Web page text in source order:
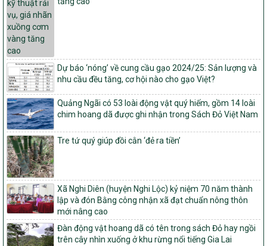
đạt nông thôn mới hiện đại và tỉnh, thành phố hoàn thành nhiệm
vụ xây dựng nông thôn mới giai đoạn 2026 – 2030
Quyết định số 16/2026/QĐ-TTg
Quy định nguyên tắc, tiêu chí, định mức phân bổ ngân sách trung
ương và tỉ lệ vốn đối ứng ngân sách của địa phương thực hiện
Chương trình mục tiêu quốc gia xây dựng nông thôn mới, giảm
nghèo bền vững và phát triển kinh tế – xã hội vùng đồng bào dân
tộc thiểu số và miền núi giai đoạn 2026 – 2030
1451/QĐ-UBND
Phê duyệt danh sách các xã thuộc nhóm 1, nhóm 2, nhóm 3
trong xây dựng nông thôn mới giai đoạn 2026-2030 trên địa bàn
tỉnh Nghệ An
103/PTNT-NTM
Về việc đăng ký thực hiện Dự án liên kết theo chuỗi giá trị thuộc
Dự án 2 – Chương trình Mục tiêu quốc gia Giảm nghèo bền vững
giai đoạn 2021-2025 được kéo dài sang năm 2026
827/QĐ-BNNMT
Quyết định Ban hành Kế hoạch triển khai thực hiện Chương trình
mục tiêu quốc gia xây dựng nông thôn mới, giảm nghèo bền
Dự báo ‘nóng’ về cung cầu gạo 2024/25: Sản lượng và
nhu cầu đều tăng, cơ hội nào cho gạo Việt?
Quảng Ngãi có 53 loài động vật quý hiếm, gồm 14 loài
chim hoang dã được ghi nhận trong Sách Đỏ Việt Nam
Tre tứ quý giúp đồi cằn ‘đẻ ra tiền’
Xã Nghi Diên (huyện Nghi Lộc) kỷ niệm 70 năm thành
lập và đón Bằng công nhận xã đạt chuẩn nông thôn
mới nâng cao
Đàn động vật hoang dã có tên trong sách Đỏ hay ngồi
trên cây nhìn xuống ở khu rừng nổi tiếng Gia Lai